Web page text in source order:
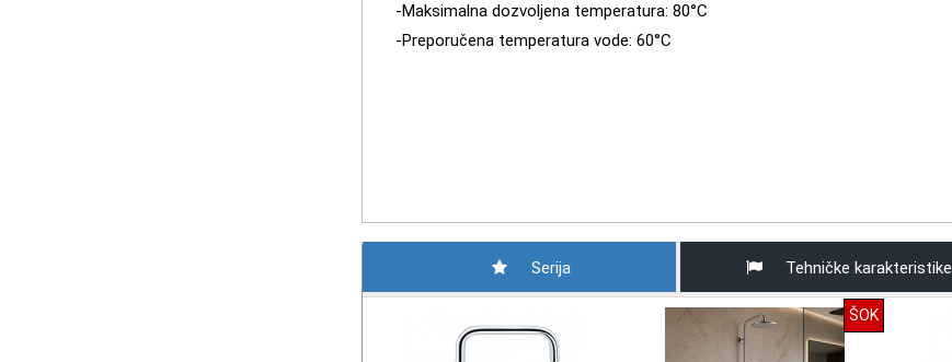
-Maksimalna dozvoljena temperatura: 80°C
-Preporučena temperatura vode: 60°C
Serija Tehničke karakteristike
ŠOK